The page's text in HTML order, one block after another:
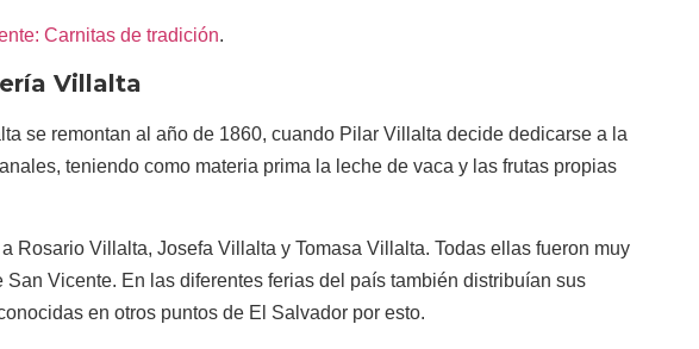
Carnitas de tradición.
Villalta
se remontan al año de 1860, cuando Pilar Villalta decide dedicarse a la
teniendo como materia prima la leche de vaca y las frutas propias
Rosario Villalta, Josefa Villalta y Tomasa Villalta. Todas ellas fueron muy
Vicente. En las diferentes ferias del país también distribuían sus
en otros puntos de El Salvador por esto.